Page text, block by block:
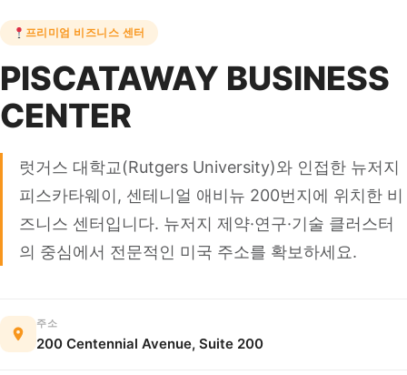
프리미엄 비즈니스 센터
PISCATAWAY BUSINESS
CENTER
럿거스 대학교(Rutgers University)와 인접한 뉴저지
피스카타웨이, 센테니얼 애비뉴 200번지에 위치한 비
즈니스 센터입니다. 뉴저지 제약·연구·기술 클러스터
의 중심에서 전문적인 미국 주소를 확보하세요.
주소
200 Centennial Avenue, Suite 200